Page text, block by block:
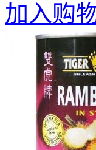
加入购